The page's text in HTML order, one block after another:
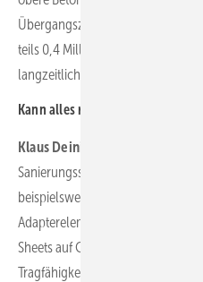
Übergangszone führen extreme
teils 0,4 Millimetern. Eine
langzeitlich die Rostgefahr durch
Kann alles repariert werden?
Klaus Deininger:
Sanierungssystemen den höheren
beispielsweise Ausbrüche durch
Adapterelementen von Hybrid-
Sheets auf Carbonfaserbasis eine
Tragfähigkeit solcher Bereiche